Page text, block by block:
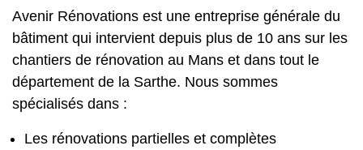
Avenir Rénovations est une entreprise générale du
bâtiment qui intervient depuis plus de 10 ans sur les
chantiers de rénovation au Mans et dans tout le
département de la Sarthe. Nous sommes
spécialisés dans :
Les rénovations partielles et complètes